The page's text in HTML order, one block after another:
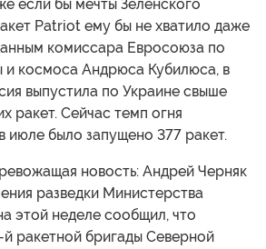
если бы мечты Зеленского
Patriot ему бы не хватило даже
комиссара Евросоюза по
космоса Андрюса Кубилюса, в
выпустила по Украине свыше
ракет. Сейчас темп огня
июле было запущено 377 ракет.
новость: Андрей Черняк
разведки Министерства
этой неделе сообщил, что
й ракетной бригады Северной